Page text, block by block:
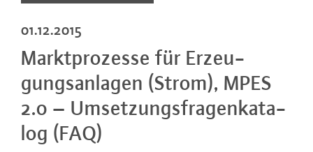
01.12.2015
Markt­pro­zes­se für Er­zeu­
gungs­an­la­gen (Strom), MPES
2.0 – Um­set­zungs­fra­gen­ka­ta­
log (FAQ)